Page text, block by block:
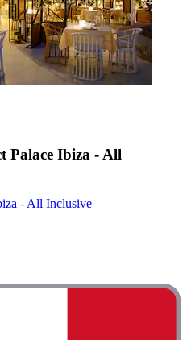
Palace Ibiza - All
- All Inclusive